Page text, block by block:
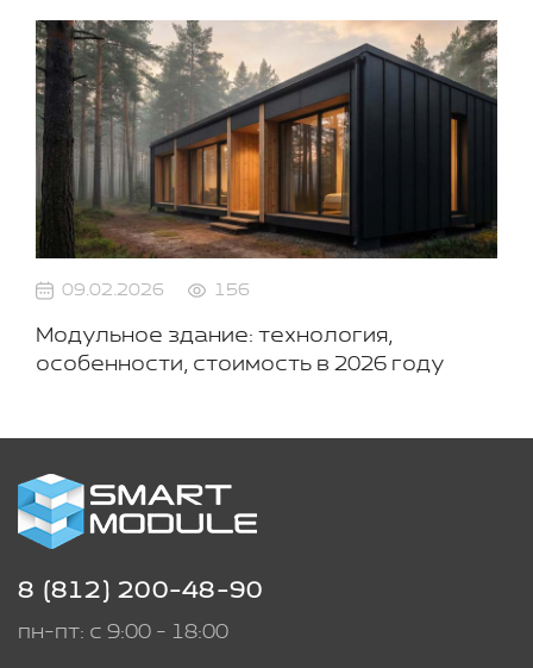
09.02.2026 156
Модульное здание: технология,
особенности, стоимость в 2026 году
8 (812) 200-48-90
пн-пт: с 9:00 - 18:00